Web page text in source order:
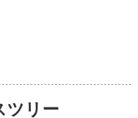
ツリー